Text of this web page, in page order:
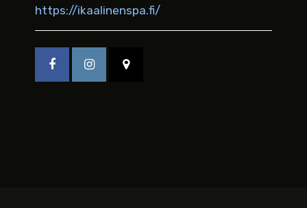
https://ikaalinenspa.fi/